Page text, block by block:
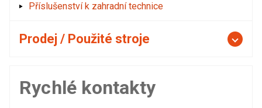
Příslušenství k zahradní technice
Prodej / Použité stroje
Rychlé kontakty